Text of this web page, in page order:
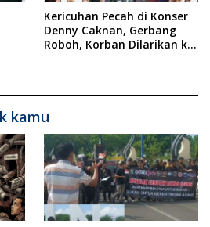
Kericuhan Pecah di Konser
Denny Caknan, Gerbang
Roboh, Korban Dilarikan ke
kamu